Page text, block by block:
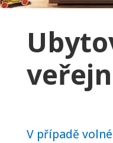
V případě